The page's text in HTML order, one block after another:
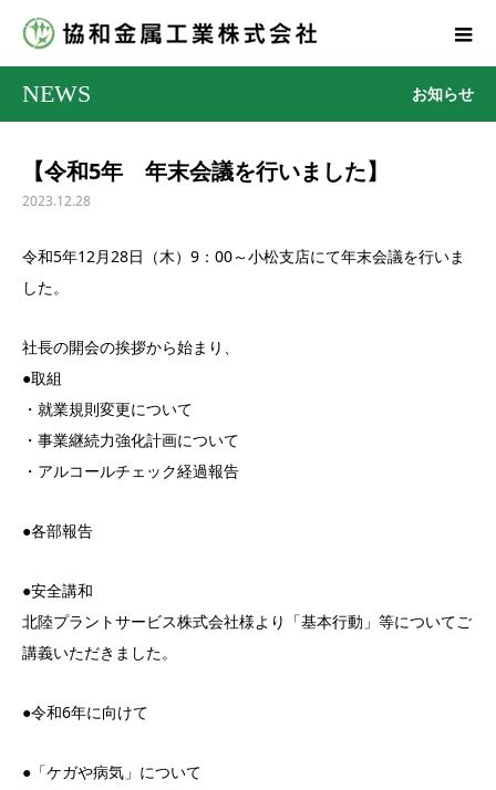
NEWS お知らせ
【令和5年 年末会議を行いました】
2023.12.28
令和5年12月28日（木）9：00～小松支店にて年末会議を行いま
した。
社長の開会の挨拶から始まり、
●取組
・就業規則変更について
・事業継続力強化計画について
・アルコールチェック経過報告
●各部報告
●安全講和
北陸プラントサービス株式会社様より「基本行動」等についてご
講義いただきました。
●令和6年に向けて
●「ケガや病気」について